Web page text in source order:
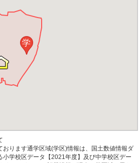
学
おります通学区域(学区)情報は、国土数値情報ダ
小学校区データ【2021年度】及び中学校区デー